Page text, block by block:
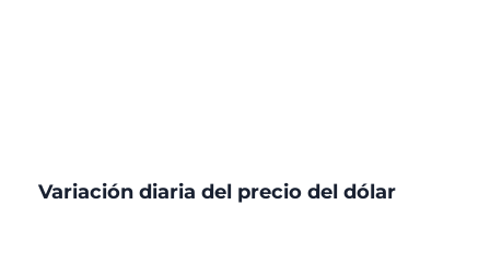
Variación diaria del precio del dólar